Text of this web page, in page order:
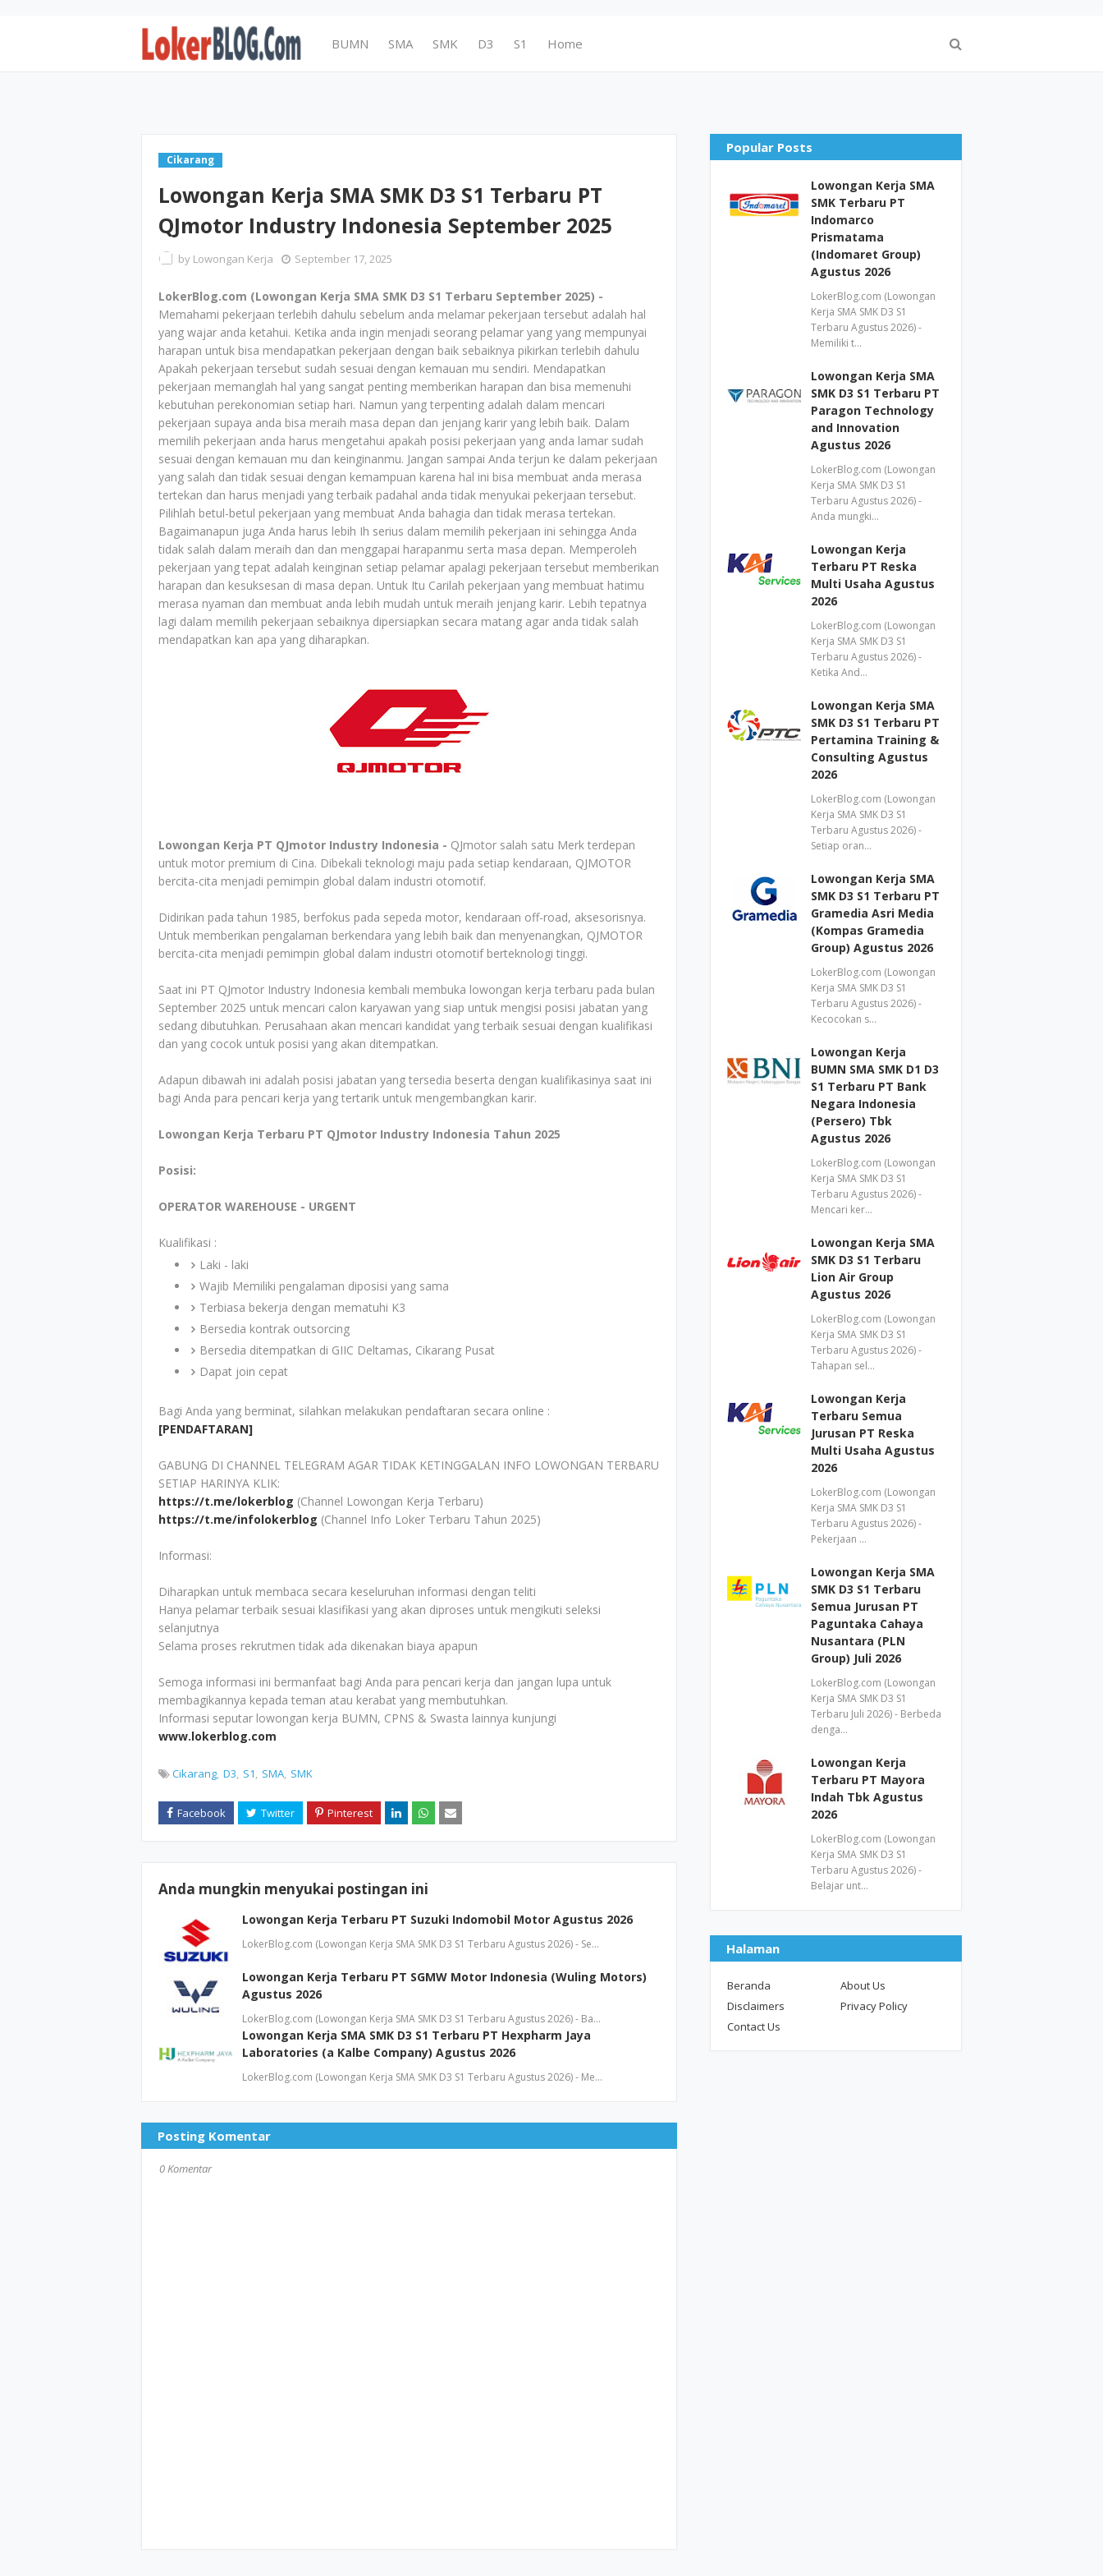
BUMN SMA SMK D3 S1 Home
Cikarang
Lowongan Kerja SMA SMK D3 S1 Terbaru PT
QJmotor Industry Indonesia September 2025
by Lowongan Kerja September 17, 2025
LokerBlog.com (Lowongan Kerja SMA SMK D3 S1 Terbaru September 2025) -
Memahami pekerjaan terlebih dahulu sebelum anda melamar pekerjaan tersebut adalah hal
yang wajar anda ketahui. Ketika anda ingin menjadi seorang pelamar yang yang mempunyai
harapan untuk bisa mendapatkan pekerjaan dengan baik sebaiknya pikirkan terlebih dahulu
Apakah pekerjaan tersebut sudah sesuai dengan kemauan mu sendiri. Mendapatkan
pekerjaan memanglah hal yang sangat penting memberikan harapan dan bisa memenuhi
kebutuhan perekonomian setiap hari. Namun yang terpenting adalah dalam mencari
pekerjaan supaya anda bisa meraih masa depan dan jenjang karir yang lebih baik. Dalam
memilih pekerjaan anda harus mengetahui apakah posisi pekerjaan yang anda lamar sudah
sesuai dengan kemauan mu dan keinginanmu. Jangan sampai Anda terjun ke dalam pekerjaan
yang salah dan tidak sesuai dengan kemampuan karena hal ini bisa membuat anda merasa
tertekan dan harus menjadi yang terbaik padahal anda tidak menyukai pekerjaan tersebut.
Pilihlah betul-betul pekerjaan yang membuat Anda bahagia dan tidak merasa tertekan.
Bagaimanapun juga Anda harus lebih Ih serius dalam memilih pekerjaan ini sehingga Anda
tidak salah dalam meraih dan dan menggapai harapanmu serta masa depan. Memperoleh
pekerjaan yang tepat adalah keinginan setiap pelamar apalagi pekerjaan tersebut memberikan
harapan dan kesuksesan di masa depan. Untuk Itu Carilah pekerjaan yang membuat hatimu
merasa nyaman dan membuat anda lebih mudah untuk meraih jenjang karir. Lebih tepatnya
lagi dalam memilih pekerjaan sebaiknya dipersiapkan secara matang agar anda tidak salah
mendapatkan kan apa yang diharapkan.
Lowongan Kerja PT QJmotor Industry Indonesia - QJmotor salah satu Merk terdepan
untuk motor premium di Cina. Dibekali teknologi maju pada setiap kendaraan, QJMOTOR
bercita-cita menjadi pemimpin global dalam industri otomotif.
Didirikan pada tahun 1985, berfokus pada sepeda motor, kendaraan off-road, aksesorisnya.
Untuk memberikan pengalaman berkendara yang lebih baik dan menyenangkan, QJMOTOR
bercita-cita menjadi pemimpin global dalam industri otomotif berteknologi tinggi.
Saat ini PT QJmotor Industry Indonesia kembali membuka lowongan kerja terbaru pada bulan
September 2025 untuk mencari calon karyawan yang siap untuk mengisi posisi jabatan yang
sedang dibutuhkan. Perusahaan akan mencari kandidat yang terbaik sesuai dengan kualifikasi
dan yang cocok untuk posisi yang akan ditempatkan.
Adapun dibawah ini adalah posisi jabatan yang tersedia beserta dengan kualifikasinya saat ini
bagi Anda para pencari kerja yang tertarik untuk mengembangkan karir.
Lowongan Kerja Terbaru PT QJmotor Industry Indonesia Tahun 2025
Posisi:
OPERATOR WAREHOUSE - URGENT
Kualifikasi :
Laki - laki
Wajib Memiliki pengalaman diposisi yang sama
Terbiasa bekerja dengan mematuhi K3
Bersedia kontrak outsorcing
Bersedia ditempatkan di GIIC Deltamas, Cikarang Pusat
Dapat join cepat
Bagi Anda yang berminat, silahkan melakukan pendaftaran secara online :
[PENDAFTARAN]
GABUNG DI CHANNEL TELEGRAM AGAR TIDAK KETINGGALAN INFO LOWONGAN TERBARU
SETIAP HARINYA KLIK:
https://t.me/lokerblog (Channel Lowongan Kerja Terbaru)
https://t.me/infolokerblog (Channel Info Loker Terbaru Tahun 2025)
Informasi:
Diharapkan untuk membaca secara keseluruhan informasi dengan teliti
Hanya pelamar terbaik sesuai klasifikasi yang akan diproses untuk mengikuti seleksi
selanjutnya
Selama proses rekrutmen tidak ada dikenakan biaya apapun
Semoga informasi ini bermanfaat bagi Anda para pencari kerja dan jangan lupa untuk
membagikannya kepada teman atau kerabat yang membutuhkan.
Informasi seputar lowongan kerja BUMN, CPNS & Swasta lainnya kunjungi
www.lokerblog.com
Cikarang D3 S1 SMA SMK
Anda mungkin menyukai postingan ini
Lowongan Kerja Terbaru PT Suzuki Indomobil Motor Agustus 2026
LokerBlog.com (Lowongan Kerja SMA SMK D3 S1 Terbaru Agustus 2026) - Se…
Lowongan Kerja Terbaru PT SGMW Motor Indonesia (Wuling Motors)
Agustus 2026
LokerBlog.com (Lowongan Kerja SMA SMK D3 S1 Terbaru Agustus 2026) - Ba…
Lowongan Kerja SMA SMK D3 S1 Terbaru PT Hexpharm Jaya
Laboratories (a Kalbe Company) Agustus 2026
LokerBlog.com (Lowongan Kerja SMA SMK D3 S1 Terbaru Agustus 2026) - Me…
Posting Komentar
0 Komentar
Popular Posts
Lowongan Kerja SMA
SMK Terbaru PT
Indomarco
Prismatama
(Indomaret Group)
Agustus 2026
LokerBlog.com (Lowongan
Kerja SMA SMK D3 S1
Terbaru Agustus 2026) -
Memiliki t…
Lowongan Kerja SMA
SMK D3 S1 Terbaru PT
Paragon Technology
and Innovation
Agustus 2026
LokerBlog.com (Lowongan
Kerja SMA SMK D3 S1
Terbaru Agustus 2026) -
Anda mungki…
Lowongan Kerja
Terbaru PT Reska
Multi Usaha Agustus
2026
LokerBlog.com (Lowongan
Kerja SMA SMK D3 S1
Terbaru Agustus 2026) -
Ketika And…
Lowongan Kerja SMA
SMK D3 S1 Terbaru PT
Pertamina Training &
Consulting Agustus
2026
LokerBlog.com (Lowongan
Kerja SMA SMK D3 S1
Terbaru Agustus 2026) -
Setiap oran…
Lowongan Kerja SMA
SMK D3 S1 Terbaru PT
Gramedia Asri Media
(Kompas Gramedia
Group) Agustus 2026
LokerBlog.com (Lowongan
Kerja SMA SMK D3 S1
Terbaru Agustus 2026) -
Kecocokan s…
Lowongan Kerja
BUMN SMA SMK D1 D3
S1 Terbaru PT Bank
Negara Indonesia
(Persero) Tbk
Agustus 2026
LokerBlog.com (Lowongan
Kerja SMA SMK D3 S1
Terbaru Agustus 2026) -
Mencari ker…
Lowongan Kerja SMA
SMK D3 S1 Terbaru
Lion Air Group
Agustus 2026
LokerBlog.com (Lowongan
Kerja SMA SMK D3 S1
Terbaru Agustus 2026) -
Tahapan sel…
Lowongan Kerja
Terbaru Semua
Jurusan PT Reska
Multi Usaha Agustus
2026
LokerBlog.com (Lowongan
Kerja SMA SMK D3 S1
Terbaru Agustus 2026) -
Pekerjaan …
Lowongan Kerja SMA
SMK D3 S1 Terbaru
Semua Jurusan PT
Paguntaka Cahaya
Nusantara (PLN
Group) Juli 2026
LokerBlog.com (Lowongan
Kerja SMA SMK D3 S1
Terbaru Juli 2026) - Berbeda
denga…
Lowongan Kerja
Terbaru PT Mayora
Indah Tbk Agustus
2026
LokerBlog.com (Lowongan
Kerja SMA SMK D3 S1
Terbaru Agustus 2026) -
Belajar unt…
Halaman
Beranda
About Us
Disclaimers
Privacy Policy
Contact Us